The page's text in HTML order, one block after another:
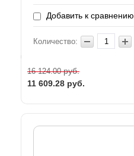
Добавить к сравнению
Количество:
16 124.00руб.
11 609.28 руб.